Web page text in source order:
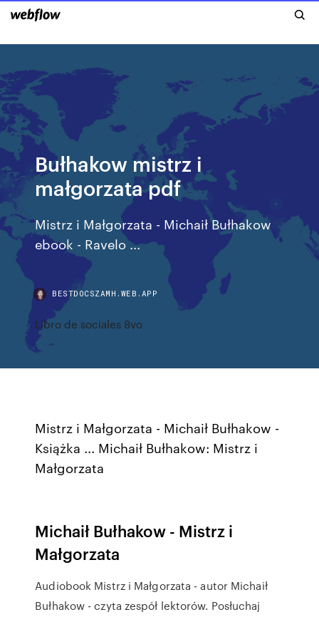
Bułhakow mistrz i
małgorzata pdf
Mistrz i Małgorzata - Michaił Bułhakow
ebook - Ravelo ...
BESTDOCSZAMH.WEB.APP
Libro de sociales 8vo
Mistrz i Małgorzata - Michaił Bułhakow -
Książka ... Michaił Bułhakow: Mistrz i
Małgorzata
Michaił Bułhakow - Mistrz i
Małgorzata
Audiobook Mistrz i Małgorzata - autor Michaił
Bułhakow - czyta zespół lektorów. Posłuchaj